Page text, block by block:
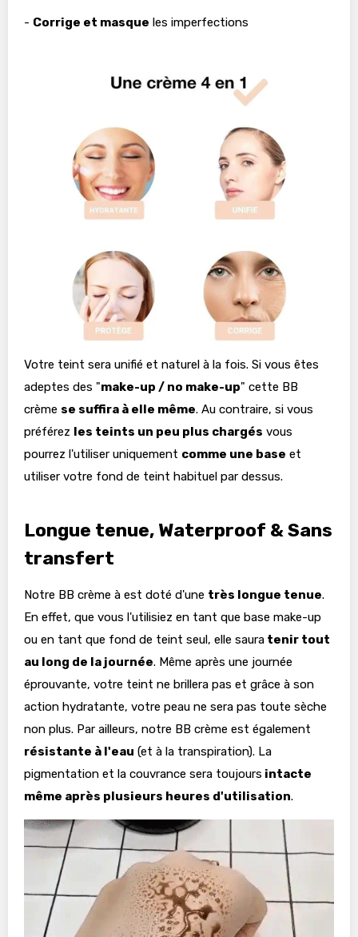
- Corrige et masque les imperfections
Votre teint sera unifié et naturel à la fois. Si vous êtes
adeptes des "make-up / no make-up" cette BB
crème se suffira à elle même. Au contraire, si vous
préférez
les teints un peu plus chargés vous
pourrez l'utiliser uniquement comme une base et
utiliser votre fond de teint habituel par dessus.
Longue tenue, Waterproof & Sans
transfert
Notre BB crème à est doté d'une très longue tenue.
En effet, que vous l'utilisiez en tant que base make-up
ou en tant que fond de teint seul, elle saura tenir tout
au long de la journée. Même après une journée
éprouvante, votre teint ne brillera pas et grâce à son
action hydratante, votre peau ne sera pas toute sèche
non plus. Par ailleurs, notre BB crème est également
résistante à l'eau (et à la transpiration). La
pigmentation et la couvrance sera toujours intacte
même après plusieurs heures d'utilisation.